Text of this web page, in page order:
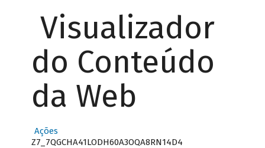
Visualizador
do Conteúdo
da Web
Ações
Z7_7QGCHA41LODH60A3OQA8RN14D4